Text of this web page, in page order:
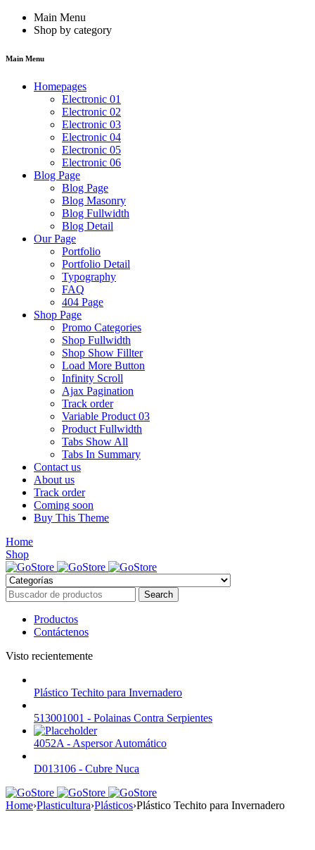
Main Menu
Shop by category
Main Menu
Homepages
Electronic 01
Electronic 02
Electronic 03
Electronic 04
Electronic 05
Electronic 06
Blog Page
Blog Page
Blog Masonry
Blog Fullwidth
Blog Detail
Our Page
Portfolio
Portfolio Detail
Typography
FAQ
404 Page
Shop Page
Promo Categories
Shop Fullwidth
Shop Show Fillter
Load More Button
Infinity Scroll
Ajax Pagination
Track order
Variable Product 03
Product Fullwidth
Tabs Show All
Tabs In Summary
Contact us
About us
Track order
Coming soon
Buy This Theme
Home
Shop
Productos
Contáctenos
Visto recientemente
Plástico Techito para Invernadero
513001001 - Polainas Contra Serpientes
4052A - Aspersor Automático
D013106 - Cubre Nuca
Home›Plasticultura›Plásticos›Plástico Techito para Invernadero